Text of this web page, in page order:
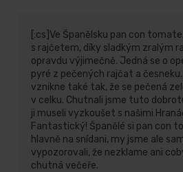
[:cs]Ve Španělsku pan con
s rajčetem, díky sladkým zralým
opravdu výjimečně. Jedná se o
pyré z pečených rajčat a
vznikne také tak, že se pečená
v celku. Chutnali jsme tuto
ji museli vyzkoušet s našimi
Fantastický! Španělé si pan con
hlavně na snídani, my jsme ale
vypozorovali, že nezklame ani
chutná večeře.